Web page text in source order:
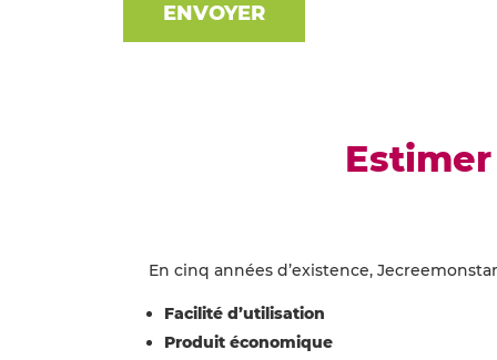
ENVOYER
En cinq années d’existence,
Facilité d’utilisation
Produit économique